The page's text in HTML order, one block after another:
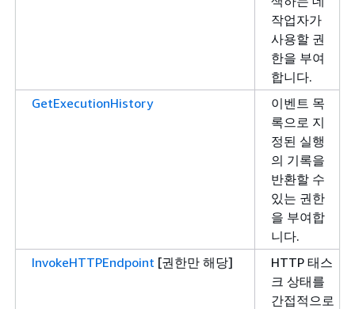
작업자가
사용할 권
한을 부여
합니다.
GetExecutionHistory
이벤트 목
록으로 지
정된 실행
의 기록을
반환할 수
있는 권한
을 부여합
니다.
InvokeHTTPEndpoint [권한만 해당]
HTTP 태스
크 상태를
간접적으로